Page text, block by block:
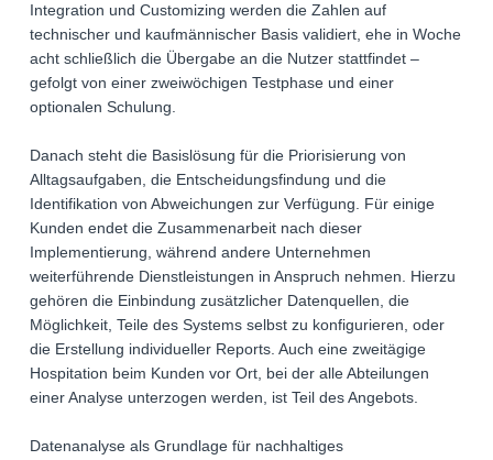
Integration und Customizing werden die Zahlen auf
technischer und kaufmännischer Basis validiert, ehe in Woche
acht schließlich die Übergabe an die Nutzer stattfindet –
gefolgt von einer zweiwöchigen Testphase und einer
optionalen Schulung.
Danach steht die Basislösung für die Priorisierung von
Alltagsaufgaben, die Entscheidungsfindung und die
Identifikation von Abweichungen zur Verfügung. Für einige
Kunden endet die Zusammenarbeit nach dieser
Implementierung, während andere Unternehmen
weiterführende Dienstleistungen in Anspruch nehmen. Hierzu
gehören die Einbindung zusätzlicher Datenquellen, die
Möglichkeit, Teile des Systems selbst zu konfigurieren, oder
die Erstellung individueller Reports. Auch eine zweitägige
Hospitation beim Kunden vor Ort, bei der alle Abteilungen
einer Analyse unterzogen werden, ist Teil des Angebots.
Datenanalyse als Grundlage für nachhaltiges